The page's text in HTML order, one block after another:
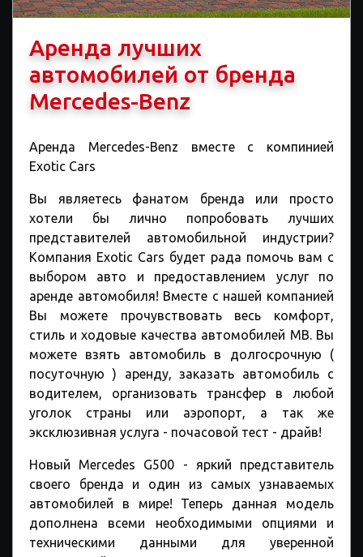
Аренда лучших
автомобилей от бренда
Mercedes-Benz
Аренда Mercedes-Benz вместе с компинией
Exotic Cars
Вы являетесь фанатом бренда или просто
хотели бы лично попробовать лучших
представителей автомобильной индустрии?
Компания Exotic Cars будет рада помочь вам с
выбором авто и предоставлением услуг по
аренде автомобиля! Вместе с нашей компанией
Вы можете прочувствовать весь комфорт,
стиль и ходовые качества автомобилей МВ. Вы
можете взять автомобиль в долгосрочную (
посуточную ) аренду, заказать автомобиль с
водителем, организовать трансфер в любой
уголок страны или аэропорт, а так же
эксклюзивная услуга - почасовой тест - драйв!
Новый Mercedes G500 - яркий представитель
своего бренда и один из самых узнаваемых
автомобилей в мире! Теперь данная модель
дополнена всеми необходимыми опциями и
техническими данными для уверенной